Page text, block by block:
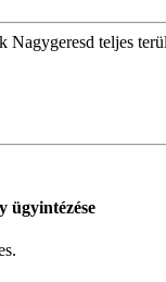
teljes
ügyintézése